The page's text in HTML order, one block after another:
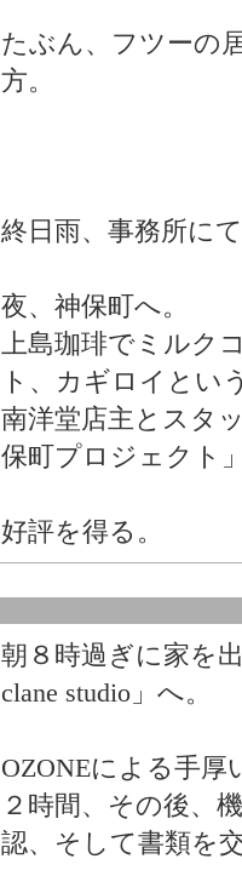
たぶん、フツーの
方。
終日雨、事務所に
夜、神保町へ。
上島珈琲でミルク
ト、カギロイとい
南洋堂店主とスタ
保町プロジェクト
好評を得る。
朝８時過ぎに家を
clane studio」へ。
OZONEによる手
２時間、その後、
認、そして書類を